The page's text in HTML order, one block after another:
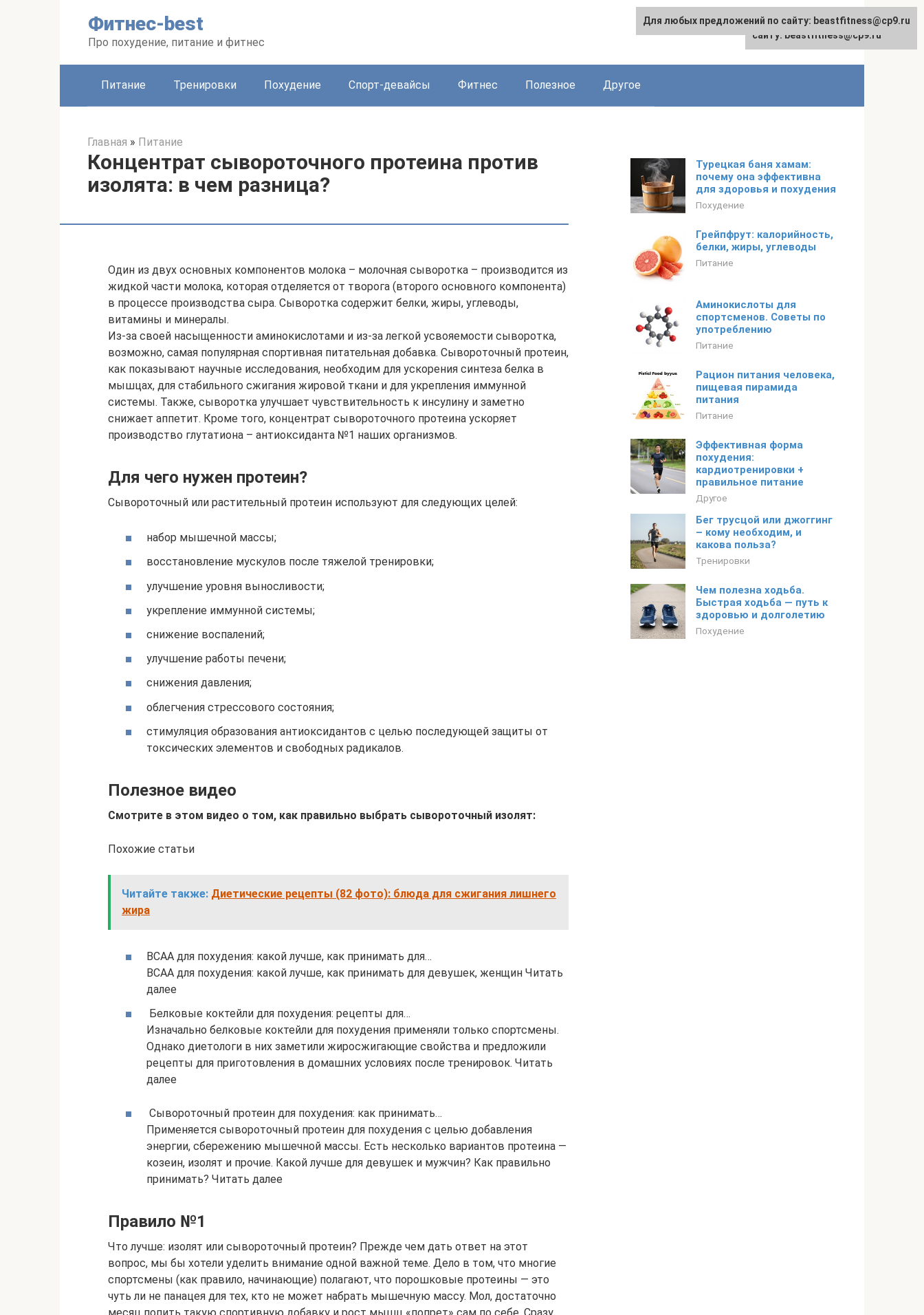
Фитнес-best
Про похудение, питание и фитнес
Питание Тренировки Похудение Спорт-девайсы Фитнес Полезное Другое
Главная » Питание
Концентрат сывороточного протеина против
изолята: в чем разница?
Один из двух основных компонентов молока – молочная сыворотка – производится из
жидкой части молока, которая отделяется от творога (второго основного компонента)
в процессе производства сыра. Сыворотка содержит белки, жиры, углеводы,
витамины и минералы.
Из-за своей насыщенности аминокислотами и из-за легкой усвояемости сыворотка,
возможно, самая популярная спортивная питательная добавка. Сывороточный протеин,
как показывают научные исследования, необходим для ускорения синтеза белка в
мышцах, для стабильного сжигания жировой ткани и для укрепления иммунной
системы. Также, сыворотка улучшает чувствительность к инсулину и заметно
снижает аппетит. Кроме того, концентрат сывороточного протеина ускоряет
производство глутатиона – антиоксиданта №1 наших организмов.
Для чего нужен протеин?
Сывороточный или растительный протеин используют для следующих целей:
набор мышечной массы;
восстановление мускулов после тяжелой тренировки;
улучшение уровня выносливости;
укрепление иммунной системы;
снижение воспалений;
улучшение работы печени;
снижения давления;
облегчения стрессового состояния;
стимуляция образования антиоксидантов с целью последующей защиты от
токсических элементов и свободных радикалов.
Полезное видео
Смотрите в этом видео о том, как правильно выбрать сывороточный изолят:
Похожие статьи
Читайте также: Диетические рецепты (82 фото): блюда для сжигания лишнего
жира
ВСАА для похудения: какой лучше, как принимать для…
ВСАА для похудения: какой лучше, как принимать для девушек, женщин Читать
далее
Белковые коктейли для похудения: рецепты для…
Изначально белковые коктейли для похудения применяли только спортсмены.
Однако диетологи в них заметили жиросжигающие свойства и предложили
рецепты для приготовления в домашних условиях после тренировок. Читать
далее
Сывороточный протеин для похудения: как принимать…
Применяется сывороточный протеин для похудения с целью добавления
энергии, сбережению мышечной массы. Есть несколько вариантов протеина —
козеин, изолят и прочие. Какой лучше для девушек и мужчин? Как правильно
принимать? Читать далее
Правило №1
Что лучше: изолят или сывороточный протеин? Прежде чем дать ответ на этот
вопрос, мы бы хотели уделить внимание одной важной теме. Дело в том, что многие
спортсмены (как правило, начинающие) полагают, что порошковые протеины — это
чуть ли не панацея для тех, кто не может набрать мышечную массу. Мол, достаточно
Турецкая баня хамам:
почему она эффективна
для здоровья и похудения
Похудение
Грейпфрут: калорийность,
белки, жиры, углеводы
Питание
Аминокислоты для
спортсменов. Советы по
употреблению
Питание
Рацион питания человека,
пищевая пирамида
питания
Питание
Эффективная форма
похудения:
кардиотренировки +
правильное питание
Другое
Бег трусцой или джоггинг
– кому необходим, и
какова польза?
Тренировки
Чем полезна ходьба.
Быстрая ходьба — путь к
здоровью и долголетию
Похудение
Для любых предложений по
сайту: beastfitness@cp9.ru
Для любых предложений по сайту: beastfitness@cp9.ru